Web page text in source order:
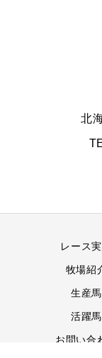
北
レース
牧場紹
生産馬
活躍馬
お問い合